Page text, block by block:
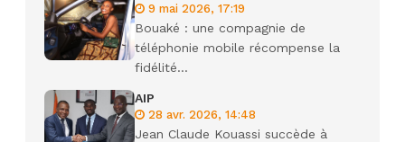
9 mai 2026, 17:19
Bouaké : une compagnie de
téléphonie mobile récompense la
fidélité...
AIP
28 avr. 2026, 14:48
Jean Claude Kouassi succède à